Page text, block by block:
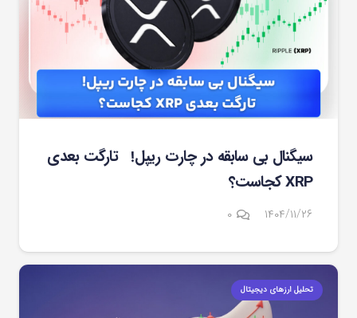
سیگنال بی سابقه در چارت ریپل! تارگت بعدی
XRP کجاست؟
۱۴۰۴/۱۱/۲۶ ۰
تحلیل ارزهای دیجیتال